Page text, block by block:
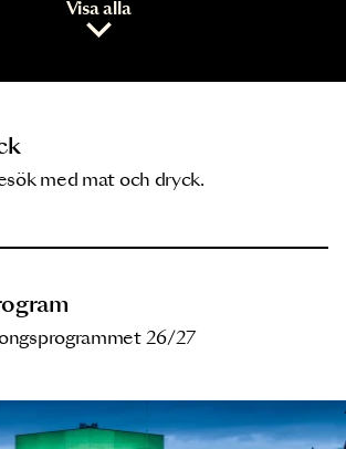
Visa alla
med mat och dryck.
26/27